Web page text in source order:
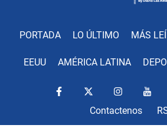
PORTADA LO ÚLTIMO MÁS
EEUU AMÉRICA LATINA
Contactenos